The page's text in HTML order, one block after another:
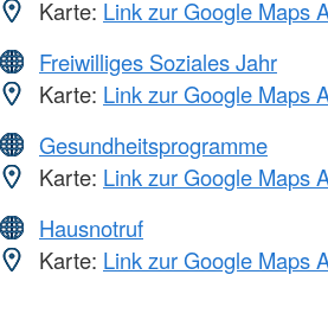
Karte: Link zur Google Maps
Freiwilliges Soziales Jahr
Karte: Link zur Google Maps
Gesundheitsprogramme
Karte: Link zur Google Maps
Hausnotruf
Karte: Link zur Google Maps